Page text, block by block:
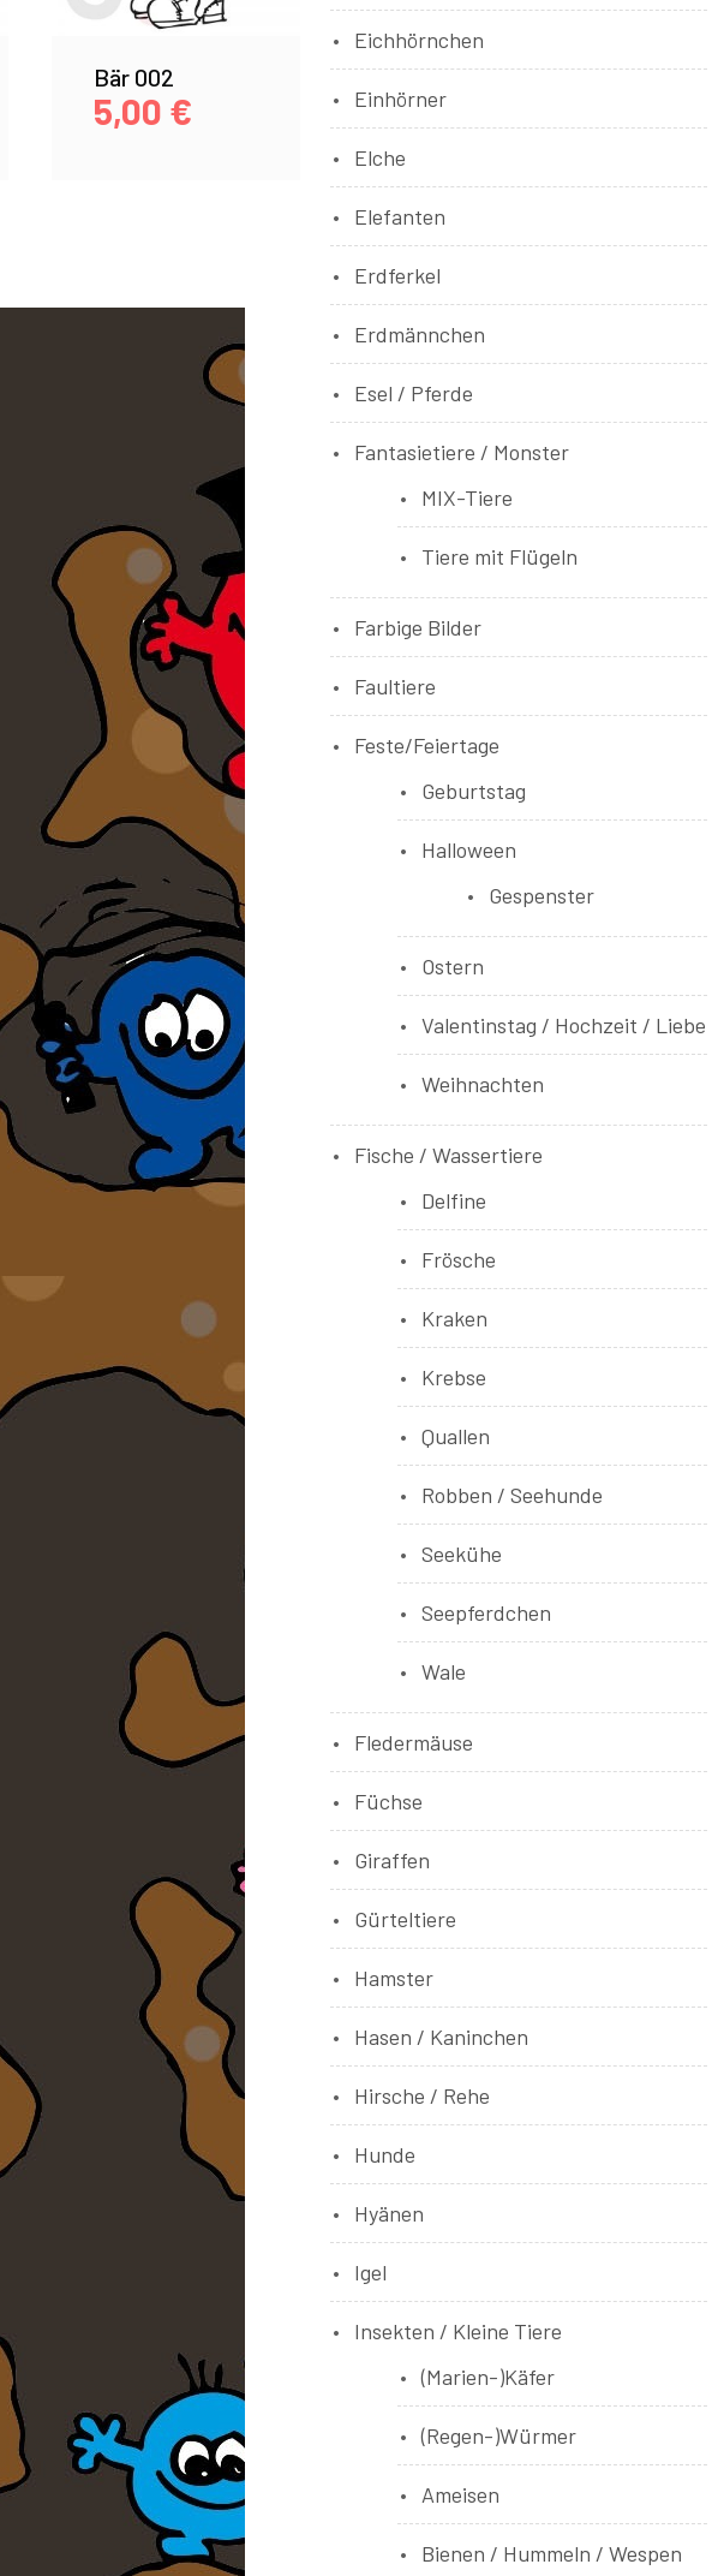
Bär 002
5,00 €
Eichhörnchen
Einhörner
Elche
Elefanten
Erdferkel
Erdmännchen
Esel / Pferde
Fantasietiere / Monster
MIX-Tiere
Tiere mit Flügeln
Farbige Bilder
Faultiere
Feste/Feiertage
Geburtstag
Halloween
Gespenster
Ostern
Valentinstag / Hochzeit / Liebe
Weihnachten
Fische / Wassertiere
Delfine
Frösche
Kraken
Krebse
Quallen
Robben / Seehunde
Seekühe
Seepferdchen
Wale
Fledermäuse
Füchse
Giraffen
Gürteltiere
Hamster
Hasen / Kaninchen
Hirsche / Rehe
Hunde
Hyänen
Igel
Insekten / Kleine Tiere
(Marien-)Käfer
(Regen-)Würmer
Ameisen
Bienen / Hummeln / Wespen